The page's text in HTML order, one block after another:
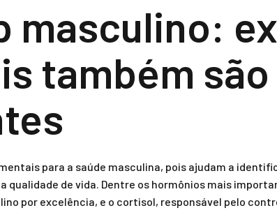
masculino:
também são
para a saúde masculina, pois ajudam a
qualidade de vida. Dentre os hormônios mais
por excelência, e o cortisol, responsável pelo